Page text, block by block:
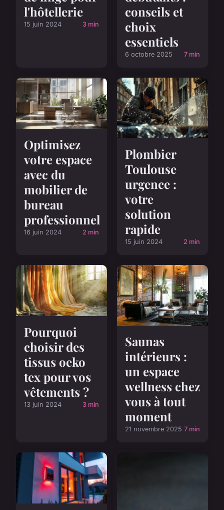
l'hôtellerie
15 juin 2024 3 min
conseils et
choix
essentiels
6 octobre 2025 7 min
Optimisez
votre espace
avec du
mobilier de
bureau
professionnel
16 juin 2024 2 min
Plombier
Toulouse
urgence :
votre
solution
rapide
15 juin 2024 2 min
Pourquoi
choisir des
tissus oeko
tex pour vos
vêtements ?
13 juin 2024 3 min
Saunas
intérieurs :
un espace
wellness chez
vous à tout
moment
21 novembre 2025 7 min